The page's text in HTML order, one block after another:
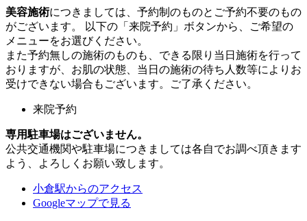
美容施術につきましては、予約制のものとご予約不要のもの
がございます。 以下の「来院予約」ボタンから、ご希望の
メニューをお選びください。
また予約無しの施術のものも、できる限り当日施術を行って
おりますが、お肌の状態、当日の施術の待ち人数等によりお
受けできない場合もございます。ご了承ください。
来院予約
専用駐車場はございません。
公共交通機関や駐車場につきましては各自でお調べ頂きます
よう、よろしくお願い致します。
小倉駅からのアクセス
Googleマップで見る